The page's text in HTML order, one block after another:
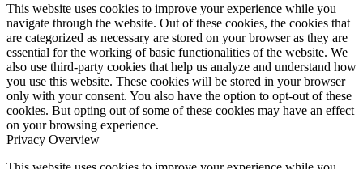
This website uses cookies to improve your experience while you
navigate through the website. Out of these cookies, the cookies that
are categorized as necessary are stored on your browser as they are
essential for the working of basic functionalities of the website. We
also use third-party cookies that help us analyze and understand how
you use this website. These cookies will be stored in your browser
only with your consent. You also have the option to opt-out of these
cookies. But opting out of some of these cookies may have an effect
on your browsing experience.
Privacy Overview